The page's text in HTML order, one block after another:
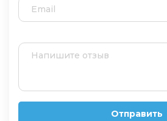
Отправить